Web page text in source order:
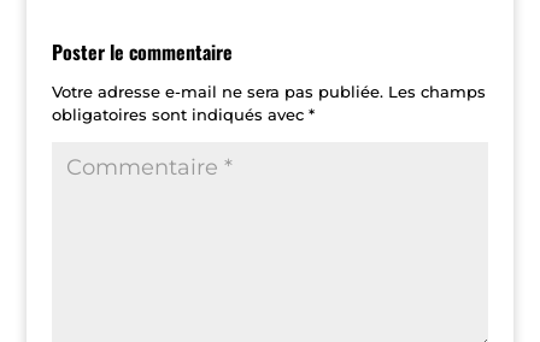
Poster le commentaire
Votre adresse e-mail ne sera pas publiée. Les champs
obligatoires sont indiqués avec *